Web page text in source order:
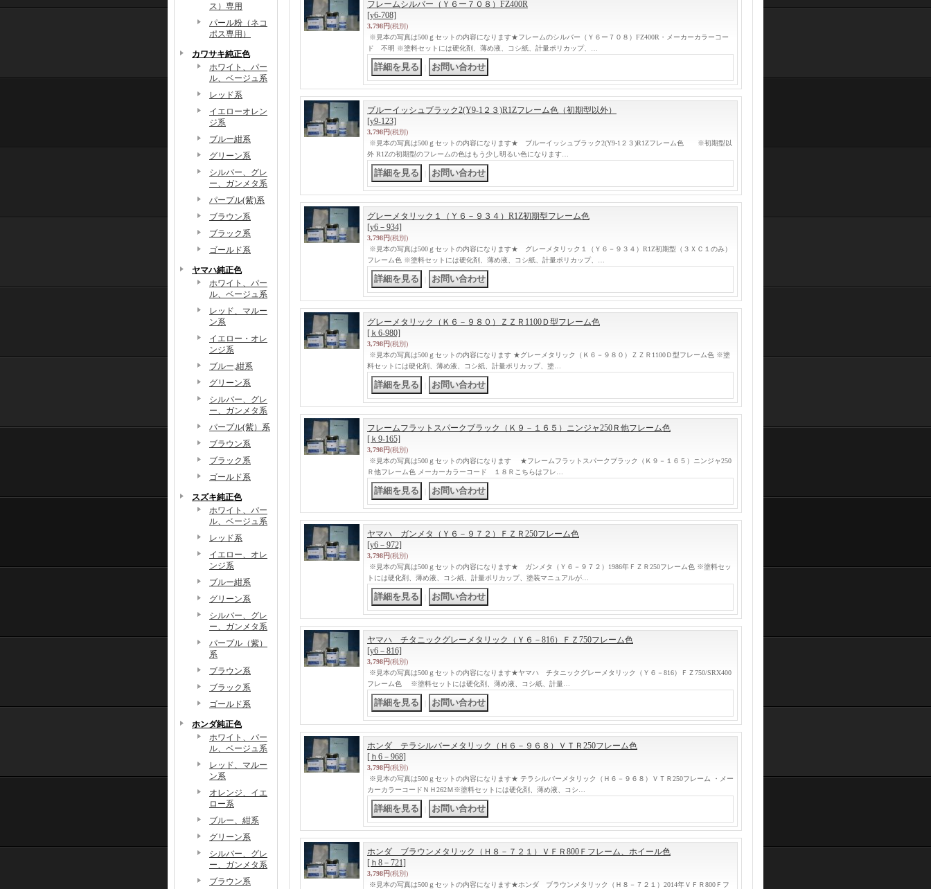
ス）専用
パール粉（ネコ
ポス専用）
カワサキ純正色
ホワイト、パー
ル、ベージュ系
レッド系
イエローオレン
ジ系
ブルー紺系
グリーン系
シルバー、グレ
ー、ガンメタ系
パープル(紫)系
ブラウン系
ブラック系
ゴールド系
ヤマハ純正色
ホワイト、パー
ル、ベージュ系
レッド、マルー
ン系
イエロー・オレ
ンジ系
ブルー,紺系
グリーン系
シルバー、グレ
ー、ガンメタ系
パープル(紫）系
ブラウン系
ブラック系
ゴールド系
スズキ純正色
ホワイト、パー
ル、ベージュ系
レッド系
イエロー、オレ
ンジ系
ブルー紺系
グリーン系
シルバー、グレ
ー、ガンメタ系
パープル（紫）
系
ブラウン系
ブラック系
ゴールド系
ホンダ純正色
ホワイト、パー
ル、ベージュ系
レッド、マルー
ン系
オレンジ、イエ
ロー系
ブルー、紺系
グリーン系
シルバー、グレ
ー、ガンメタ系
ブラウン系
フレームシルバー（Ｙ６ー７０８）FZ400R
[y6-708]
3,798円(税別)
※見本の写真は500ｇセットの内容になります★フレームのシルバー（Ｙ６ー７０８）FZ400R・メーカーカラーコー
ド 不明 ※塗料セットには硬化剤、薄め液、コシ紙、計量ポリカップ、…
ブルーイッシュブラック2(Y9-1２３)R1Zフレーム色（初期型以外）
[y9-123]
3,798円(税別)
※見本の写真は500ｇセットの内容になります★ ブルーイッシュブラック2(Y9-1２３)R1Zフレーム色 ※初期型以
外 R1Zの初期型のフレームの色はもう少し明るい色になります…
グレーメタリック１（Ｙ６－９３４）R1Z初期型フレーム色
[y6－934]
3,798円(税別)
※見本の写真は500ｇセットの内容になります★ グレーメタリック１（Ｙ６－９３４）R1Z初期型（３ＸＣ１のみ）
フレーム色 ※塗料セットには硬化剤、薄め液、コシ紙、計量ポリカップ、…
グレーメタリック（Ｋ６－９８０）ＺＺＲ1100Ｄ型フレーム色
[ｋ6-980]
3,798円(税別)
※見本の写真は500ｇセットの内容になります ★グレーメタリック（Ｋ６－９８０）ＺＺＲ1100Ｄ型フレーム色 ※塗
料セットには硬化剤、薄め液、コシ紙、計量ポリカップ、塗…
フレームフラットスパークブラック（Ｋ９－１６５）ニンジャ250Ｒ他フレーム色
[ｋ9-165]
3,798円(税別)
※見本の写真は500ｇセットの内容になります ★フレームフラットスパークブラック（Ｋ９－１６５）ニンジャ250
Ｒ他フレーム色 メーカーカラーコード １８Ｒこちらはフレ…
ヤマハ ガンメタ（Ｙ６－９７２）ＦＺＲ250フレーム色
[y6－972]
3,798円(税別)
※見本の写真は500ｇセットの内容になります★ ガンメタ（Ｙ６－９７２）1986年ＦＺＲ250フレーム色 ※塗料セッ
トには硬化剤、薄め液、コシ紙、計量ポリカップ、塗装マニュアルが…
ヤマハ チタニックグレーメタリック（Ｙ６－816）ＦＺ750フレーム色
[y6－816]
3,798円(税別)
※見本の写真は500ｇセットの内容になります★ヤマハ チタニックグレーメタリック（Ｙ６－816）ＦＺ750/SRX400
フレーム色 ※塗料セットには硬化剤、薄め液、コシ紙、計量…
ホンダ テラシルバーメタリック（Ｈ６－９６８）ＶＴＲ250フレーム色
[ｈ6－968]
3,798円(税別)
※見本の写真は500ｇセットの内容になります★ テラシルバーメタリック（Ｈ６－９６８）ＶＴＲ250フレーム ・メー
カーカラーコードＮＨ262Ｍ※塗料セットには硬化剤、薄め液、コシ…
ホンダ ブラウンメタリック（Ｈ８－７２１）ＶＦＲ800Ｆフレーム、ホイール色
[ｈ8－721]
3,798円(税別)
※見本の写真は500ｇセットの内容になります★ホンダ ブラウンメタリック（Ｈ８－７２１）2014年ＶＦＲ800Ｆフ